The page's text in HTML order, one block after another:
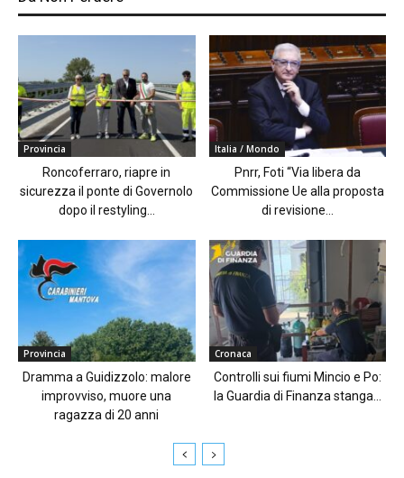
Provincia
Roncoferraro, riapre in
sicurezza il ponte di Governolo
dopo il restyling...
Italia / Mondo
Pnrr, Foti “Via libera da
Commissione Ue alla proposta
di revisione...
Provincia
Dramma a Guidizzolo: malore
improvviso, muore una
ragazza di 20 anni
Cronaca
Controlli sui fiumi Mincio e Po:
la Guardia di Finanza stanga...